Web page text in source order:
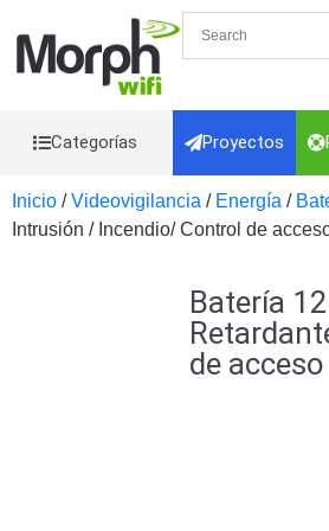
Categorías Proyectos
Videovigilancia
VGA,
Inicio /Videovigilancia / Energía /
Intrusión / Incendio/ Control de
Batería
de